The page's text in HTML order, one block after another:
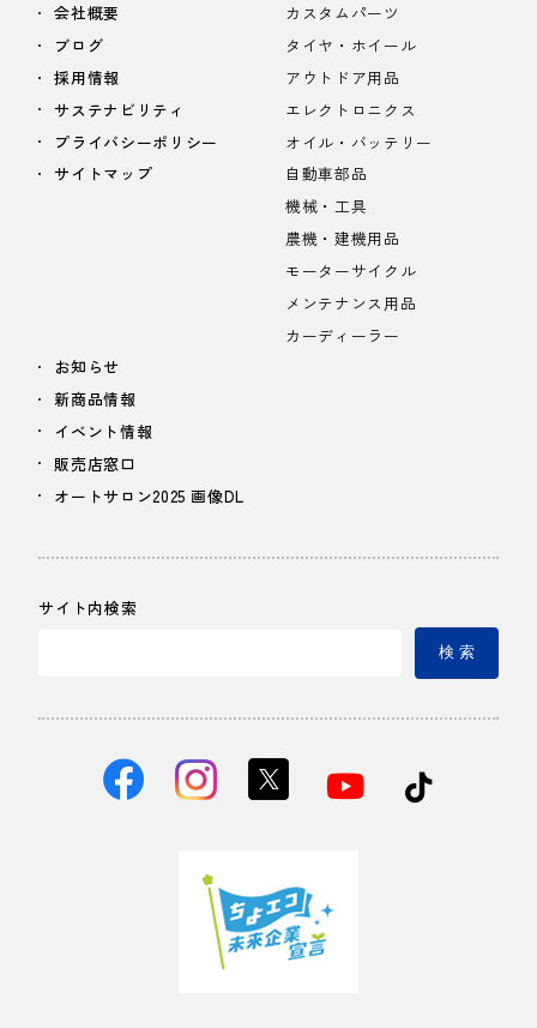
会社概要
ブログ
採用情報
サステナビリティ
プライバシーポリシー
サイトマップ
カスタムパーツ
タイヤ・ホイール
アウトドア用品
エレクトロニクス
オイル・バッテリー
自動車部品
機械・工具
農機・建機用品
モーターサイクル
メンテナンス用品
カーディーラー
お知らせ
新商品情報
イベント情報
販売店窓口
オートサロン2025 画像DL
サイト内検索
検 索